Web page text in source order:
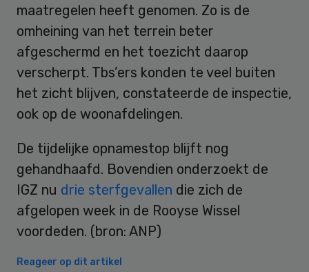
maatregelen heeft genomen. Zo is de
omheining van het terrein beter
afgeschermd en het toezicht daarop
verscherpt. Tbs’ers konden te veel buiten
het zicht blijven, constateerde de inspectie,
ook op de woonafdelingen.
De tijdelijke opnamestop blijft nog
gehandhaafd. Bovendien onderzoekt de
IGZ nu drie sterfgevallen die zich de
afgelopen week in de Rooyse Wissel
voordeden. (bron: ANP)
Reageer op dit artikel